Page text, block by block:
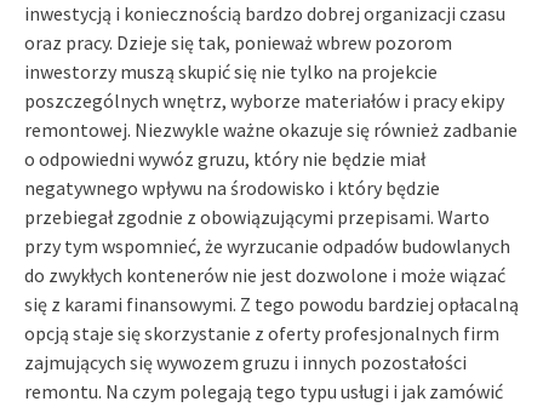
inwestycją i koniecznością bardzo dobrej organizacji czasu
oraz pracy. Dzieje się tak, ponieważ wbrew pozorom
inwestorzy muszą skupić się nie tylko na projekcie
poszczególnych wnętrz, wyborze materiałów i pracy ekipy
remontowej. Niezwykle ważne okazuje się również zadbanie
o odpowiedni wywóz gruzu, który nie będzie miał
negatywnego wpływu na środowisko i który będzie
przebiegał zgodnie z obowiązującymi przepisami. Warto
przy tym wspomnieć, że wyrzucanie odpadów budowlanych
do zwykłych kontenerów nie jest dozwolone i może wiązać
się z karami finansowymi. Z tego powodu bardziej opłacalną
opcją staje się skorzystanie z oferty profesjonalnych firm
zajmujących się wywozem gruzu i innych pozostałości
remontu. Na czym polegają tego typu usługi i jak zamówić